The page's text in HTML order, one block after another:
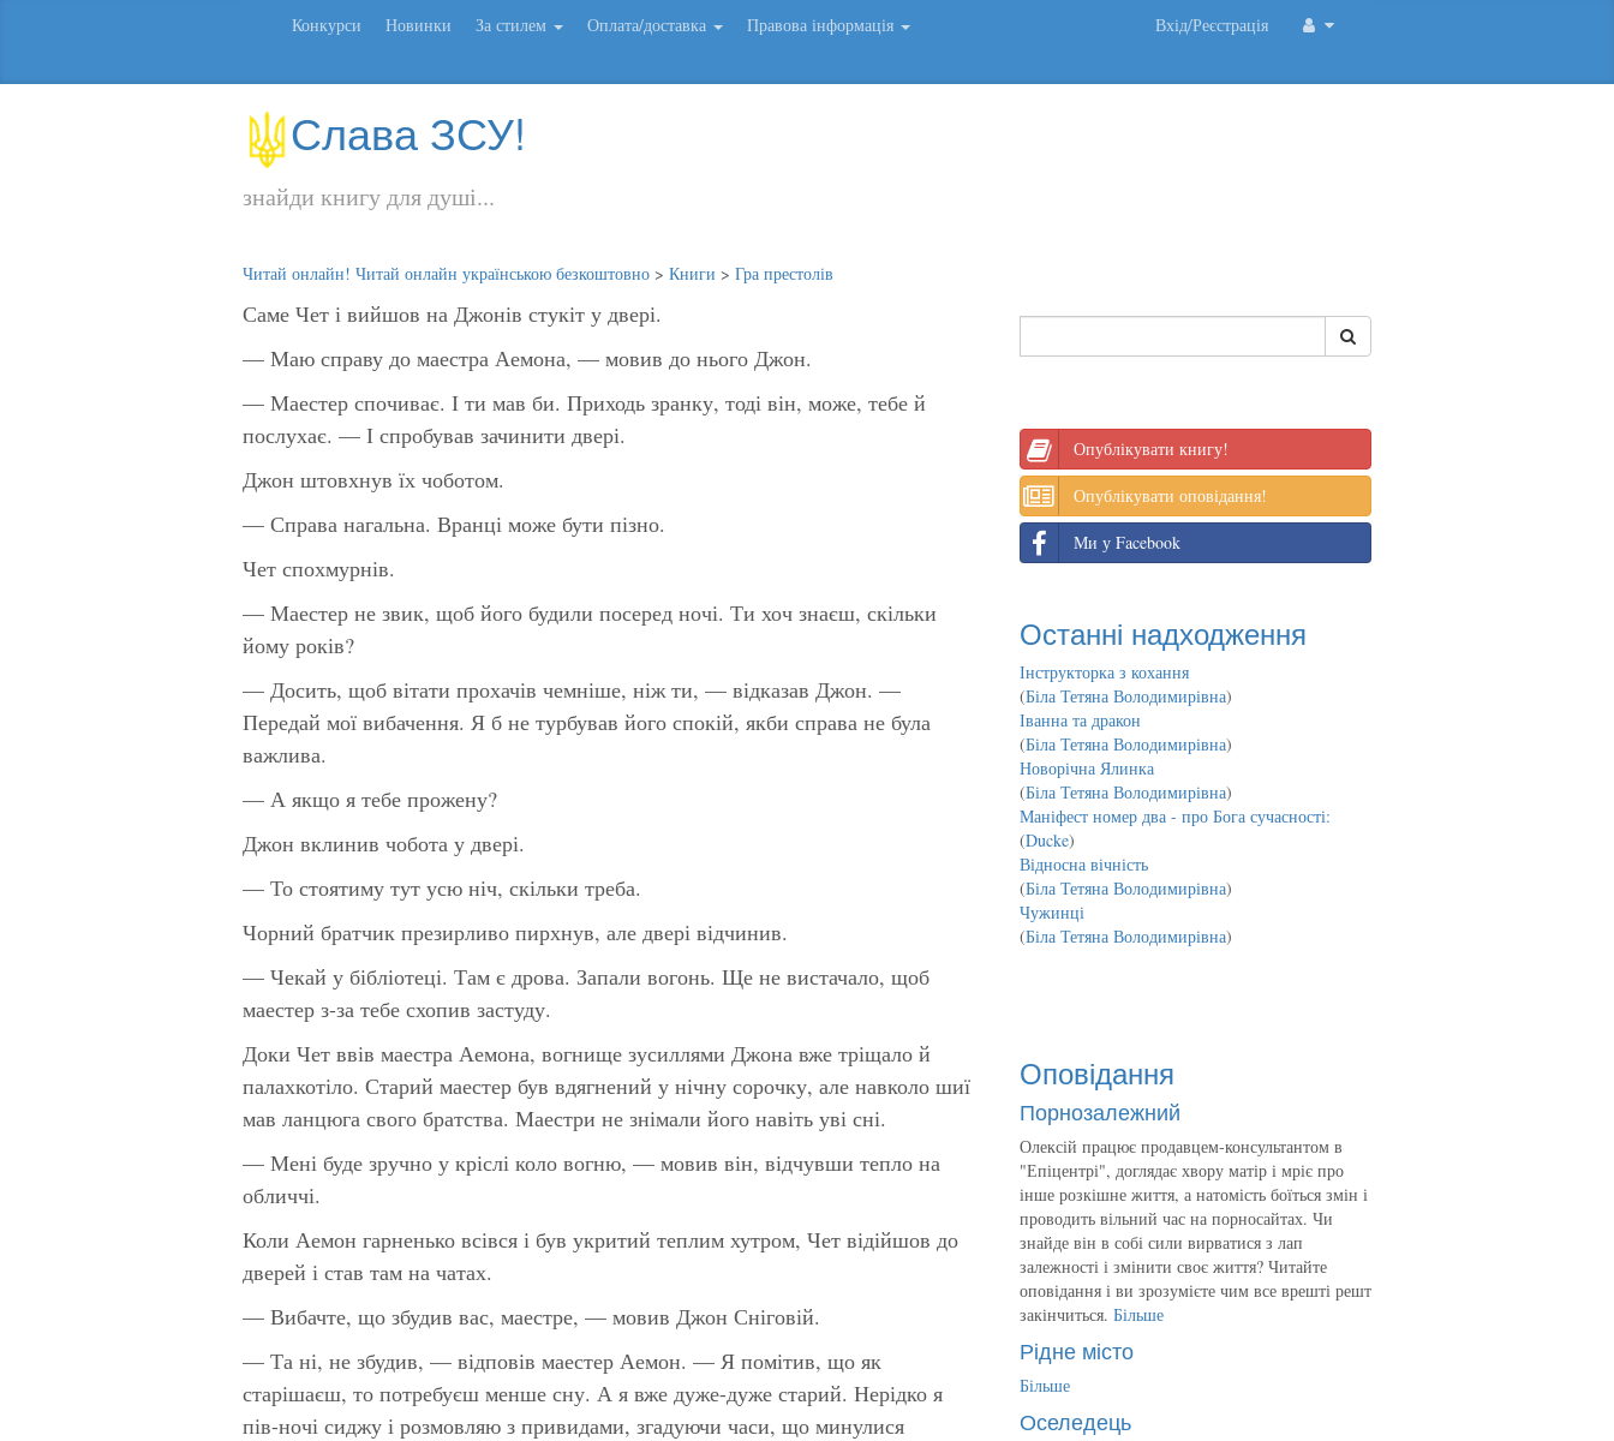
Конкурси Новинки За стилем Оплата/доставка Правова інформація Вхід/Реєстрація
Слава ЗСУ!
знайди книгу для душі...
Читай онлайн! Читай онлайн українською безкоштовно > Книги > Гра престолів
Саме Чет і вийшов на Джонів стукіт у двері.
— Маю справу до маестра Аемона, — мовив до нього Джон.
— Маестер спочиває. І ти мав би. Приходь зранку, тоді він, може, тебе й
послухає. — І спробував зачинити двері.
Джон штовхнув їх чоботом.
— Справа нагальна. Вранці може бути пізно.
Чет спохмурнів.
— Маестер не звик, щоб його будили посеред ночі. Ти хоч знаєш, скільки
йому років?
— Досить, щоб вітати прохачів чемніше, ніж ти, — відказав Джон. —
Передай мої вибачення. Я б не турбував його спокій, якби справа не була
важлива.
— А якщо я тебе прожену?
Джон вклинив чобота у двері.
— То стоятиму тут усю ніч, скільки треба.
Чорний братчик презирливо пирхнув, але двері відчинив.
— Чекай у бібліотеці. Там є дрова. Запали вогонь. Ще не вистачало, щоб
маестер з-за тебе схопив застуду.
Доки Чет ввів маестра Аемона, вогнище зусиллями Джона вже тріщало й
палахкотіло. Старий маестер був вдягнений у нічну сорочку, але навколо шиї
мав ланцюга свого братства. Маестри не знімали його навіть уві сні.
— Мені буде зручно у кріслі коло вогню, — мовив він, відчувши тепло на
обличчі.
Коли Аемон гарненько всівся і був укритий теплим хутром, Чет відійшов до
дверей і став там на чатах.
— Вибачте, що збудив вас, маестре, — мовив Джон Сніговій.
— Та ні, не збудив, — відповів маестер Аемон. — Я помітив, що як
старішаєш, то потребуєш менше сну. А я вже дуже-дуже старий. Нерідко я
пів-ночі сиджу і розмовляю з привидами, згадуючи часи, що минулися
Опублікувати книгу!
Опублікувати оповідання!
Ми у Facebook
Останні надходження
Інструкторка з кохання
(Біла Тетяна Володимирівна)
Іванна та дракон
(Біла Тетяна Володимирівна)
Новорічна Ялинка
(Біла Тетяна Володимирівна)
Маніфест номер два - про Бога сучасності:
(Ducke)
Відносна вічність
(Біла Тетяна Володимирівна)
Чужинці
(Біла Тетяна Володимирівна)
Оповідання
Порнозалежний
Олексій працює продавцем-консультантом в
"Епіцентрі", доглядає хвору матір і мріє про
інше розкішне життя, а натомість боїться змін і
проводить вільний час на порносайтах. Чи
знайде він в собі сили вирватися з лап
залежності і змінити своє життя? Читайте
оповідання і ви зрозумієте чим все врешті решт
закінчиться. Більше
Рідне місто
Більше
Оселедець